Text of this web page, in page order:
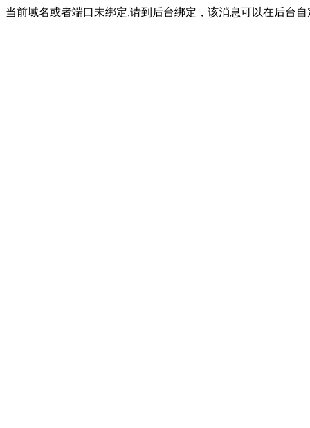
当前域名或者端口未绑定,请到后台绑定，该消息可以在后台自